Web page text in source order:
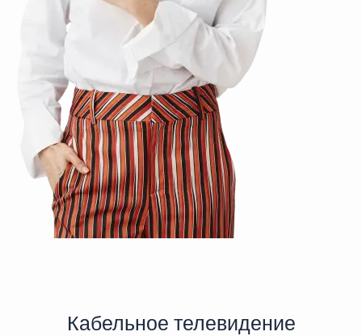
Кабельное телевидение